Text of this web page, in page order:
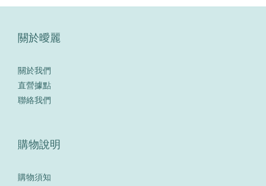
關於曖麗
關於我們
直營據點
聯絡我們
購物說明
購物須知